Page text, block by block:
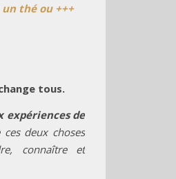
thé ou +++
tous.
expériences de
deux choses
connaître et